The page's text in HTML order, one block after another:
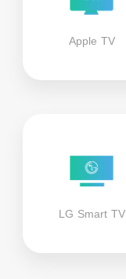
Apple TV
LG Smart TV